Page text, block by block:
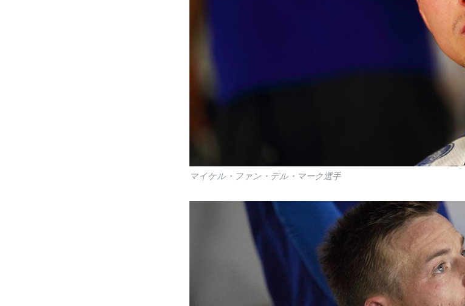
マイケル・ファン・デル・マーク選手